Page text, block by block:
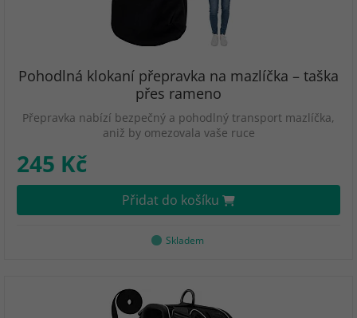
Pohodlná klokaní přepravka na mazlíčka – taška
přes rameno
Přepravka nabízí bezpečný a pohodlný transport mazlíčka,
aniž by omezovala vaše ruce
245 Kč
Přidat do košíku
Skladem